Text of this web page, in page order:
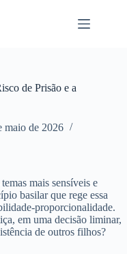
de Prisão e a
maio de 2026
mais sensíveis e
basilar que rege essa
proporcionalidade.
em uma decisão liminar,
de outros filhos?